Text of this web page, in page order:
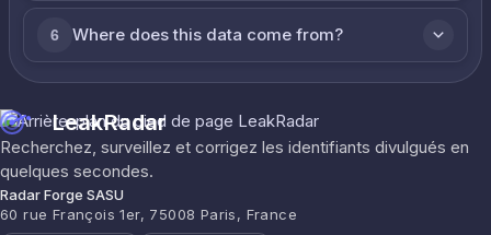
6 Where does this data come from?
LeakRadar
Recherchez, surveillez et corrigez les identifiants divulgués en
quelques secondes.
Radar Forge SASU
60 rue François 1er, 75008 Paris, France